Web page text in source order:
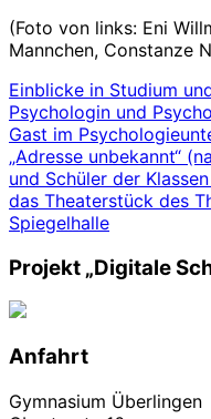
(Foto von links: Eni
Mannchen, Constanze
Beitrags-
Navigation
Einblicke in Studium
Psychologin und
Gast im
„Adresse unbekannt“
und Schüler der
das Theaterstück des
Spiegelhalle
Projekt „Digitale
Anfahrt
Gymnasium Überlingen